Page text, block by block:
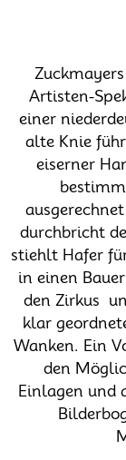
Artisten-
einer
alte Knie
eiserner
durchbricht
stiehlt Hafer
in einen
den Zirkus 
klar
Wanken. Ein
den
Einlagen und